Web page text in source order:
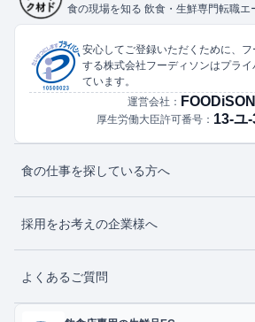
食の現場を知る 飲食・生鮮専門転職エ
安心してご登録いただくために、
する株式会社フーディソンはプラ
ています。
運営会社： FOODiSON
厚生労働大臣許可番号： 13-ユ
食の仕事を探している方へ
採用をお考えの企業様へ
よくあるご質問